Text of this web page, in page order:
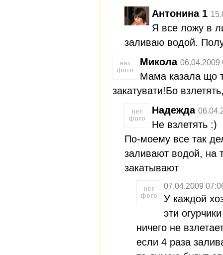
Антонина 1
Я все ложу в
заливаю водой.
Микола 06.04.2009
Мама казала що
закатувати!Бо
Надежда
Не взлетять :)
По-моему все так
заливают водой, на
закатывают
07.04.2009
У каждой
эти
ничего не
если 4 раза